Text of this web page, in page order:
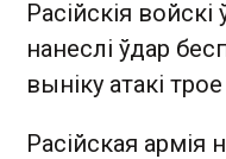
Расійскія
нанеслі ўдар
выніку атакі
Расійская армія